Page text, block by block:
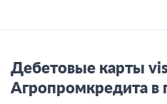
Дебетовые карты
Агропромкредита в